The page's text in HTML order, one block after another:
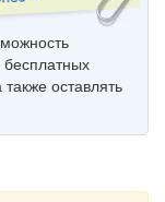
также оставлять